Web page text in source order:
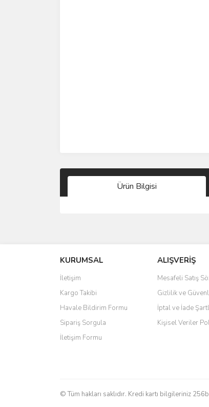
Ürün Bilgisi
Ürün resmi kalitesiz, bozuk veya
Ürün açıklamasında eksik bilgiler
Ürün bilgilerinde hatalar bulunuyor.
Ürün fiyatı diğer sitelerden daha pahalı.
Bu ürüne benzer farklı alternatifler olmalı.
KURUMSAL
İletişim
Kargo Takibi
Havale Bildirim Formu
Sipariş Sorgula
İletişim Formu
ALIŞVERİŞ
Mesafeli Satış
Gizlilik ve
İptal ve İade
Kişisel Veriler
© Tüm hakları saklıdır. Kredi kartı bilgileriniz